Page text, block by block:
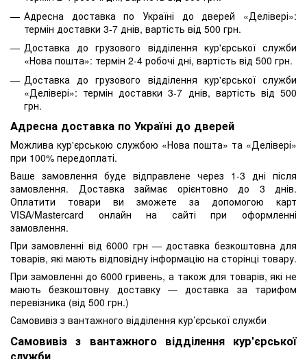
Адресна доставка по Україні до дверей «Делівері»:
термін доставки 3-7 днів, вартість від 500 грн.
Доставка до грузового відділення кур'єрської служби
«Нова пошта»: термін 2-4 робочі дні, вартість від 500 грн.
Доставка до грузового відділення кур'єрської служби
«Делівері»: термін доставки 3-7 днів, вартість від 500
грн.
Адресна доставка по Україні до дверей
Можлива кур'єрською службою «Нова пошта» та «Делівері»
при 100% передоплаті.
Ваше замовлення буде відправлене через 1-3 дні після
замовлення. Доставка займає орієнтовно до 3 днів.
Оплатити товари ви зможете за допомогою карт
VISA/Mastercard онлайн на сайті при оформленні
замовлення.
При замовленні від 6000 грн — доставка безкоштовна для
товарів, які мають відповідну інформацію на сторінці товару.
При замовленні до 6000 гривень, а також для товарів, які не
мають безкоштовну доставку — доставка за тарифом
перевізника (від 500 грн.)
Самовивіз з вантажного відділення кур’єрської служби
Самовивіз з вантажного відділення кур'єрської